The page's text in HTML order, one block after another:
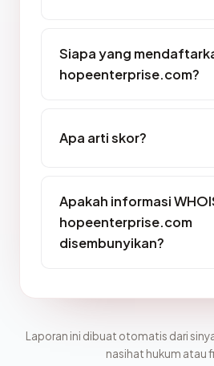
Siapa yang
hopeenterprise.com?
Apa arti skor?
Apakah informasi
hopeenterprise.com
disembunyikan?
Laporan ini dibuat otomatis dari
nasihat hukum atau